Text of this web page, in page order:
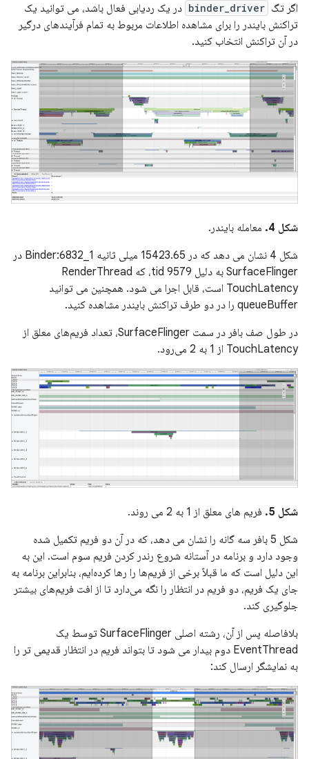
اگر تگ binder_driver در یک ردیابی فعال باشد، می توانید یک
تراکنش بایندر را برای مشاهده اطلاعات مربوط به تمام فرآیندهای درگیر
در آن تراکنش انتخاب کنید.
شکل 4.
معامله بایندر.
شکل 4 نشان می دهد که در 15423.65 میلی ثانیه Binder:6832_1 در
SurfaceFlinger به دلیل tid 9579، که RenderThread
TouchLatency است، قابل اجرا می شود. همچنین می توانید
queueBuffer را در دو طرف تراکنش بایندر مشاهده کنید.
در طول صف بافر در سمت SurfaceFlinger، تعداد فریم‌های معلق از
TouchLatency از 1 به 2 می‌رود.
شکل 5.
فریم های معلق از 1 به 2 می روند.
شکل 5 بافر سه گانه را نشان می دهد، که در آن دو فریم تکمیل شده
وجود دارد و برنامه در آستانه شروع رندر کردن فریم سوم است. این به
این دلیل است که ما قبلاً برخی از فریم‌ها را رها کرده‌ایم، بنابراین برنامه به
جای یک فریم، دو فریم در انتظار را نگه می‌دارد تا از افت فریم‌های بیشتر
جلوگیری کند.
بلافاصله پس از آن، رشته اصلی SurfaceFlinger توسط یک
EventThread دوم بیدار می شود تا بتواند فریم در انتظار قدیمی تر را
به نمایشگر ارسال کند: